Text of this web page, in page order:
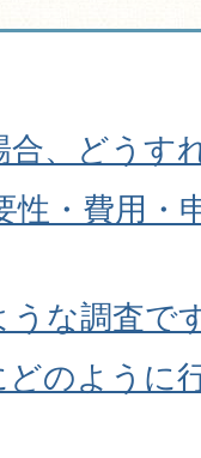
合、どうす
性・費用・
うな調査で
どのように